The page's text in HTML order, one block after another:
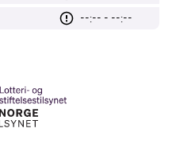
--:-- - --:--